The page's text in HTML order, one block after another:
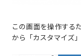
この画面を操作する
から「カスタマイズ